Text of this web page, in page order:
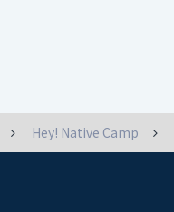
Hey! Native Camp